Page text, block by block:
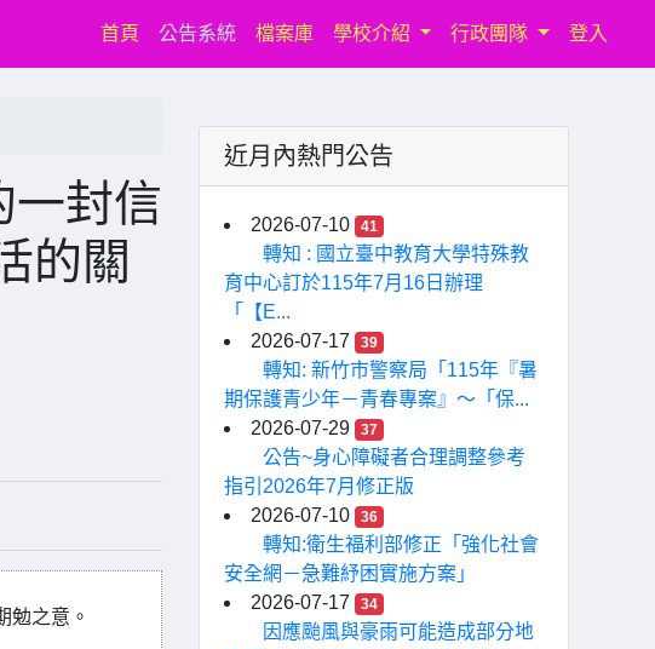
首頁(current)
公告系統 檔案庫 學校介紹 行政團隊 登入
一封信
的關
勉之意。
近月內熱門公告
2026-07-10 41
轉知 : 國立臺中教育大學特殊教
育中心訂於115年7月16日辦理
「【E...
2026-07-17
39
轉知: 新竹市警察局「115年『暑
期保護青少年－青春專案』〜「保...
2026-07-29
37
公告~身心障礙者合理調整參考
指引2026年7月修正版
2026-07-10
36
轉知:衛生福利部修正「強化社會
安全網－急難紓困實施方案」
2026-07-17
34
因應颱風與豪雨可能造成部分地